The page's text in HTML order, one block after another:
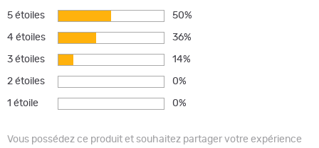
5 étoiles 50%
4 étoiles 36%
3 étoiles 14%
2 étoiles 0%
1 étoile 0%
Vous possédez ce produit et souhaitez partager votre expérience